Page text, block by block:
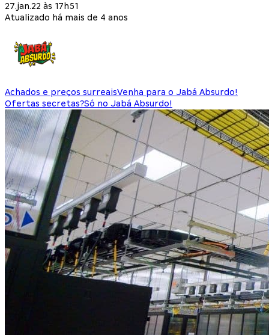
27.jan.22 às 17h51
Atualizado há mais de 4 anos
Achados e preços surreaisVenha para o Jabá Absurdo!
Ofertas secretas?Só no Jabá Absurdo!